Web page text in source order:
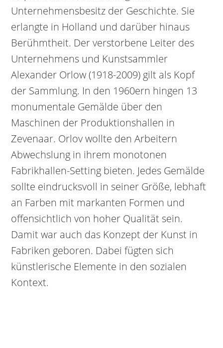
Unternehmensbesitz der Geschichte. Sie
erlangte in Holland und darüber hinaus
Berühmtheit. Der verstorbene Leiter des
Unternehmens und Kunstsammler
Alexander Orlow (1918-2009) gilt als Kopf
der Sammlung. In den 1960ern hingen 13
monumentale Gemälde über den
Maschinen der Produktionshallen in
Zevenaar. Orlov wollte den Arbeitern
Abwechslung in ihrem monotonen
Fabrikhallen-Setting bieten. Jedes Gemälde
sollte eindrucksvoll in seiner Größe, lebhaft
an Farben mit markanten Formen und
offensichtlich von hoher Qualität sein.
Damit war auch das Konzept der Kunst in
Fabriken geboren. Dabei fügten sich
künstlerische Elemente in den sozialen
Kontext.